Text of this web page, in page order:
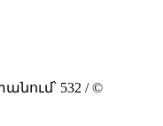
532 / ©